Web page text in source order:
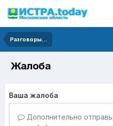
Разговоры...
Жалоба
Ваша жалоба
Дополнительно